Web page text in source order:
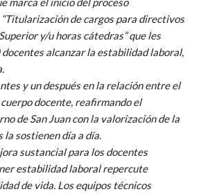
de cargos para directivos
y/u horas cátedras” que les
alcanzar la estabilidad laboral,
y un después en la relación entre el
docente, reafirmando el
de San Juan con la valorización de la
la sostienen día a día.
sustancial para los docentes
estabilidad laboral repercute
de vida. Los equipos técnicos